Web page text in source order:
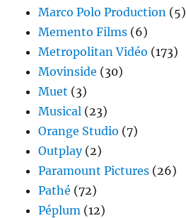
Marco Polo Production (5)
Memento Films (6)
Metropolitan Vidéo (173)
Movinside (30)
Muet (3)
Musical (23)
Orange Studio (7)
Outplay(2)
Paramount Pictures (26)
Pathé (72)
Péplum (12)